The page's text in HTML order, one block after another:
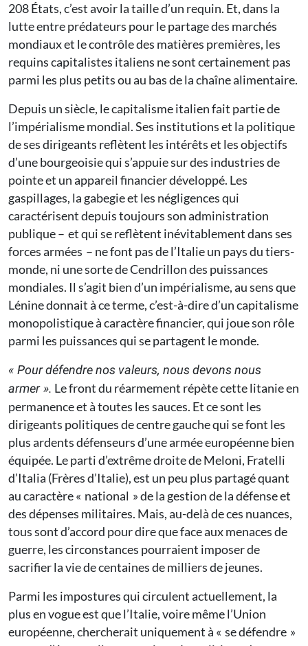
208 États, c’est avoir la taille d’un requin. Et, dans la
lutte entre prédateurs pour le partage des marchés
mondiaux et le contrôle des matières premières, les
requins capitalistes italiens ne sont certainement pas
parmi les plus petits ou au bas de la chaîne alimentaire.
Depuis un siècle, le capitalisme italien fait partie de
l’impérialisme mondial. Ses institutions et la politique
de ses dirigeants reflètent les intérêts et les objectifs
d’une bourgeoisie qui s’appuie sur des industries de
pointe et un appareil financier développé. Les
gaspillages, la gabegie et les négligences qui
caractérisent depuis toujours son administration
publique – et qui se reflètent inévitablement dans ses
forces armées – ne font pas de l’Italie un pays du tiers-
monde, ni une sorte de Cendrillon des puissances
mondiales. Il s’agit bien d’un impérialisme, au sens que
Lénine donnait à ce terme, c’est-à-dire d’un capitalisme
monopolistique à caractère financier, qui joue son rôle
parmi les puissances qui se partagent le monde.
« Pour défendre nos valeurs, nous devons nous
armer ». Le front du réarmement répète cette litanie en
permanence et à toutes les sauces. Et ce sont les
dirigeants politiques de centre gauche qui se font les
plus ardents défenseurs d’une armée européenne bien
équipée. Le parti d’extrême droite de Meloni, Fratelli
d’Italia (Frères d’Italie), est un peu plus partagé quant
au caractère « national » de la gestion de la défense et
des dépenses militaires. Mais, au-delà de ces nuances,
tous sont d’accord pour dire que face aux menaces de
guerre, les circonstances pourraient imposer de
sacrifier la vie de centaines de milliers de jeunes.
Parmi les impostures qui circulent actuellement, la
plus en vogue est que l’Italie, voire même l’Union
européenne, chercherait uniquement à « se défendre »